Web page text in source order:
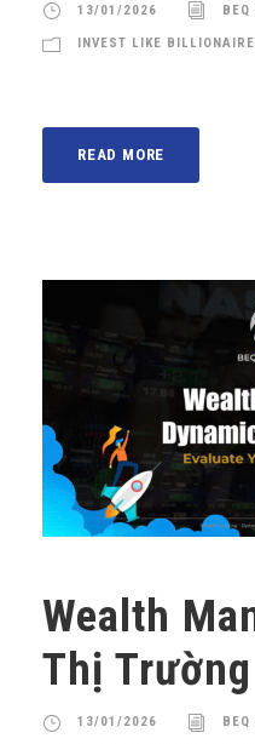
13/01/2026
INVEST LIKE
READ MORE
Wealth
Thị
13/01/2026